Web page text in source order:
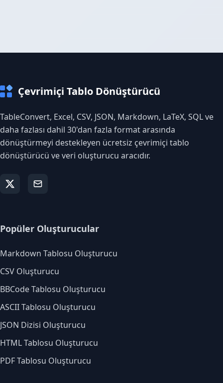
Çevrimiçi Tablo Dönüştürücü
TableConvert, Excel, CSV, JSON, Markdown, LaTeX, SQL ve
daha fazlası dahil 30'dan fazla format arasında
dönüştürmeyi destekleyen ücretsiz çevrimiçi tablo
dönüştürücü ve veri oluşturucu aracıdır.
Popüler Oluşturucular
Markdown Tablosu Oluşturucu
CSV Oluşturucu
BBCode Tablosu Oluşturucu
ASCII Tablosu Oluşturucu
JSON Dizisi Oluşturucu
HTML Tablosu Oluşturucu
PDF Tablosu Oluşturucu